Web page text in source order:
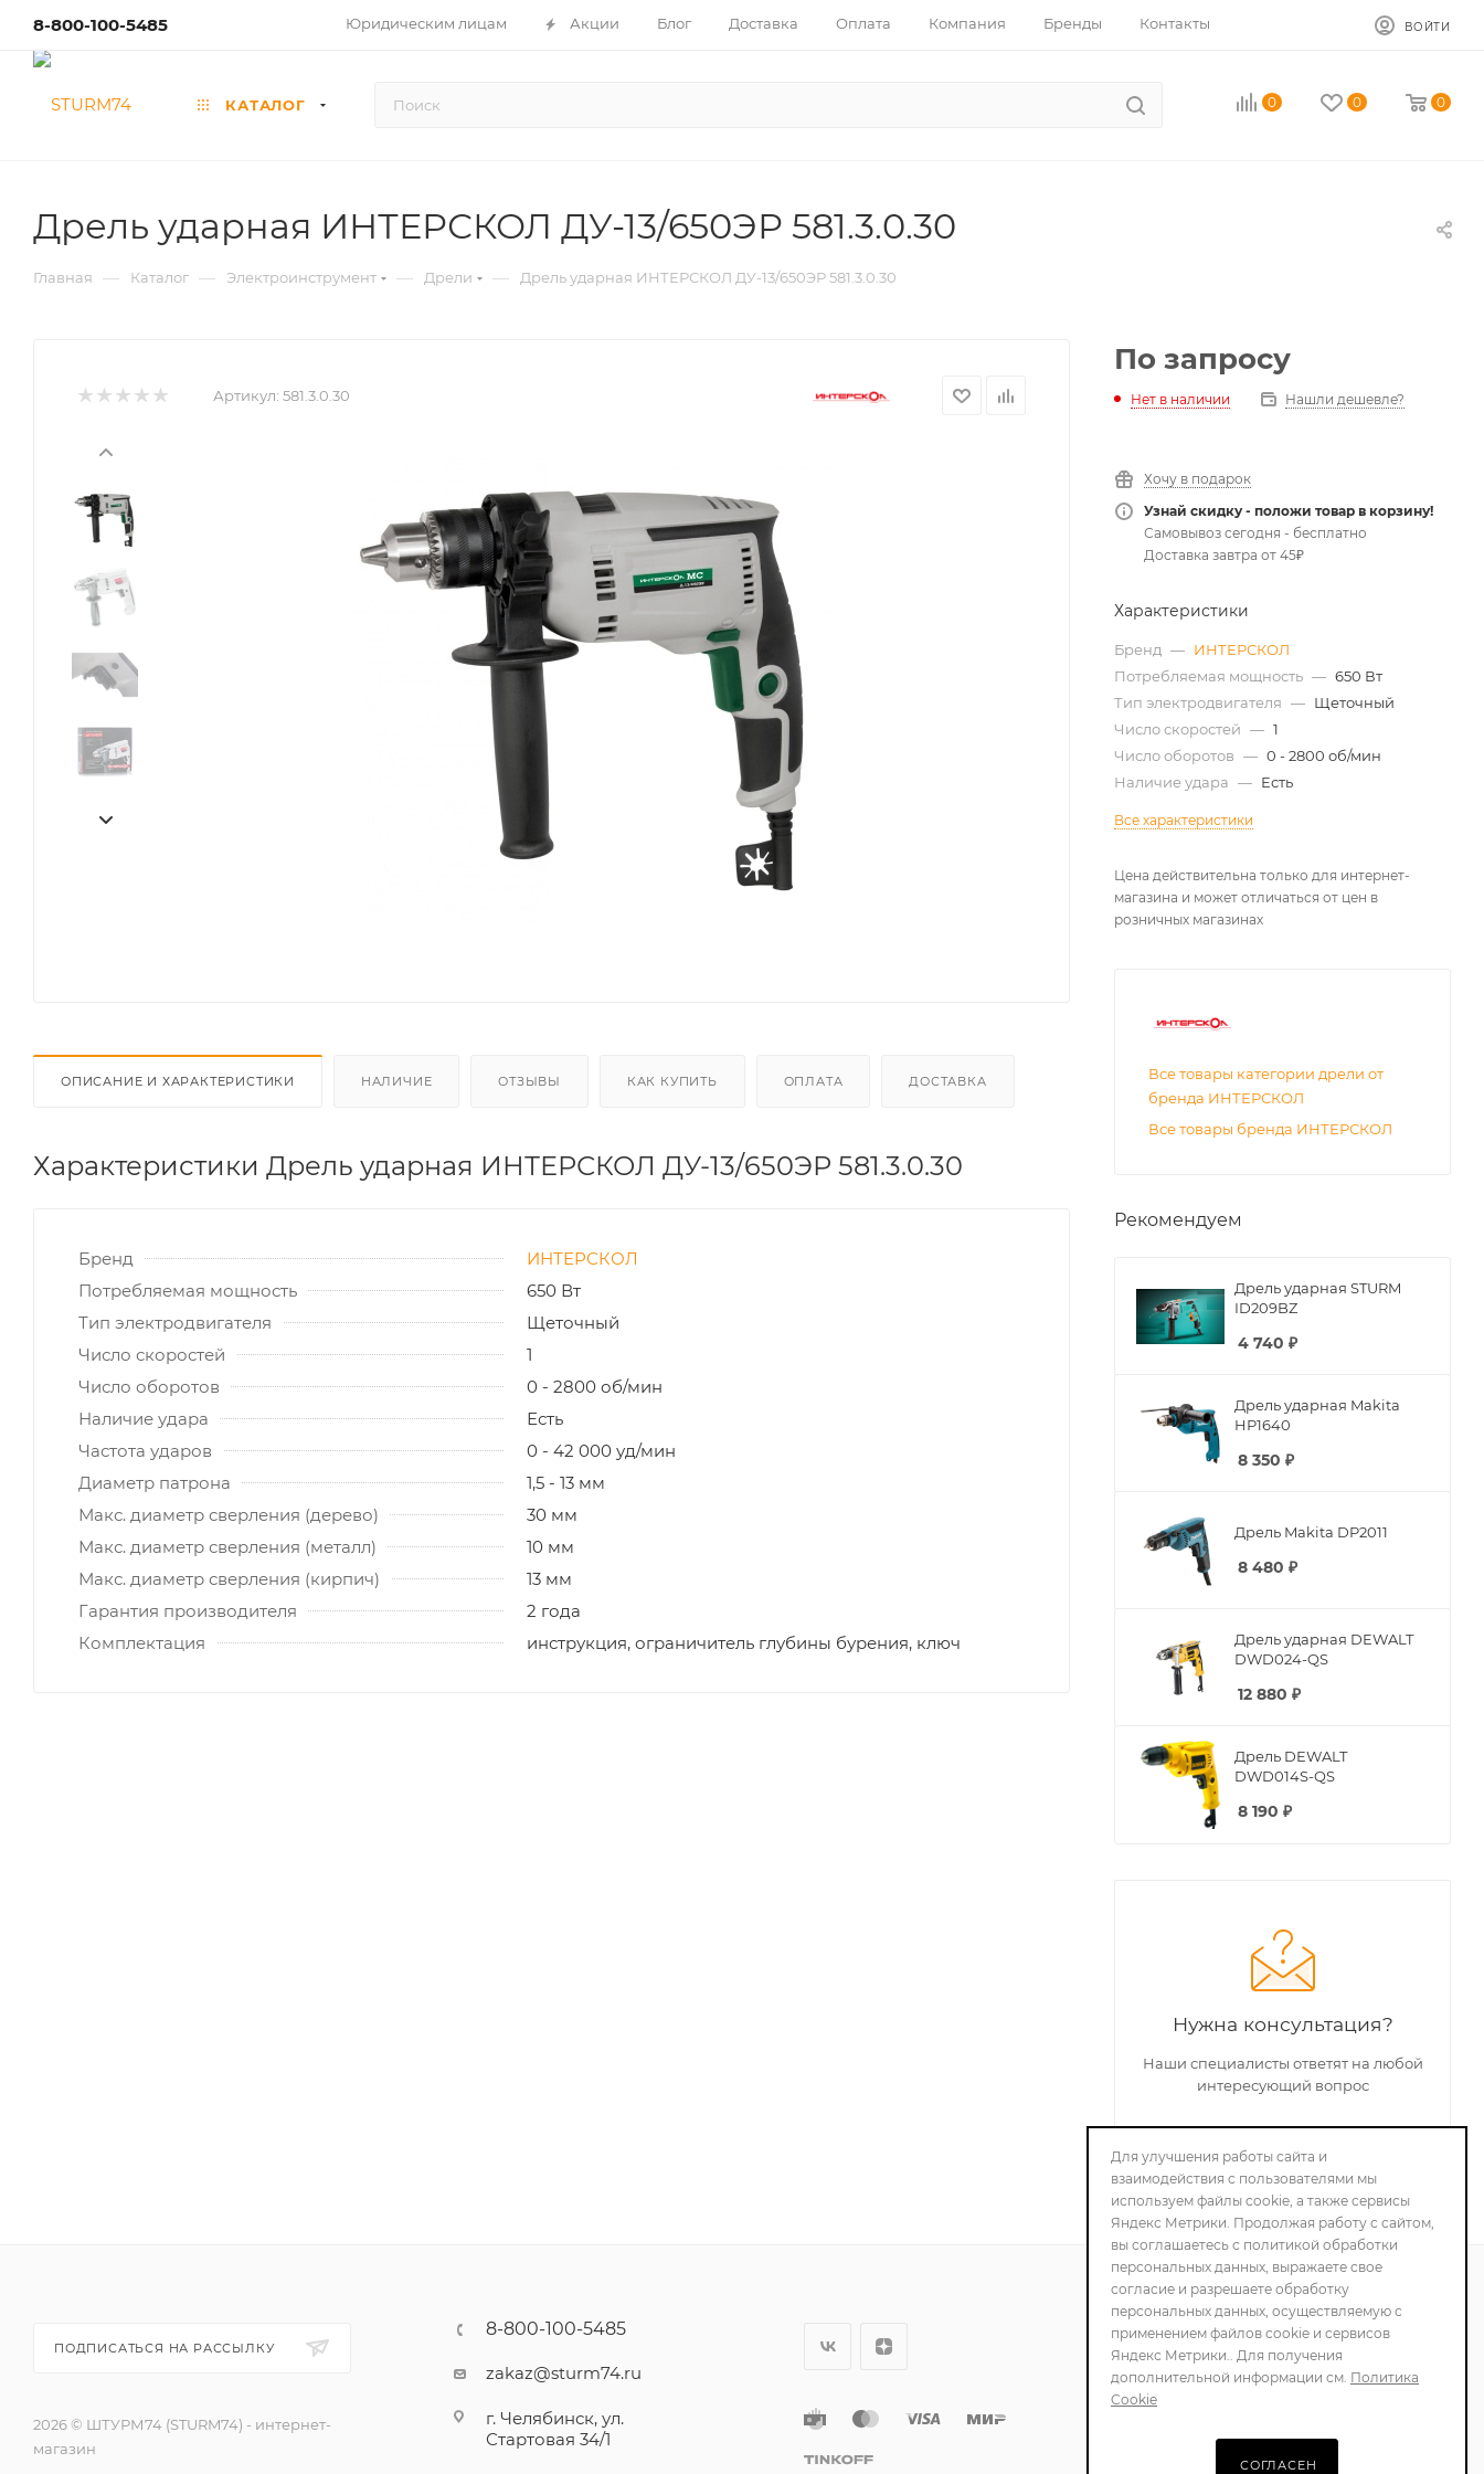
8-800-100-5485 Юридическим лицам Акции Блог Доставка Оплата Компания Бренды Контакты ВОЙТИ
КАТАЛОГ 0 0 0
Дрель ударная ИНТЕРСКОЛ ДУ-13/650ЭР 581.3.0.30
Главная — Каталог — Электроинструмент — Дрели — Дрель ударная ИНТЕРСКОЛ ДУ-13/650ЭР 581.3.0.30
Артикул: 581.3.0.30
ОПИСАНИЕ И ХАРАКТЕРИСТИКИ НАЛИЧИЕ ОТЗЫВЫ КАК КУПИТЬ ОПЛАТА ДОСТАВКА
Характеристики Дрель ударная ИНТЕРСКОЛ ДУ-13/650ЭР 581.3.0.30
Бренд
ИНТЕРСКОЛ
Потребляемая мощность
650 Вт
Тип электродвигателя
Щеточный
Число скоростей
1
Число оборотов
0 - 2800 об/мин
Наличие удара
Есть
Частота ударов
0 - 42 000 уд/мин
Диаметр патрона
1,5 - 13 мм
Макс. диаметр сверления (дерево)
30 мм
Макс. диаметр сверления (металл)
10 мм
Макс. диаметр сверления (кирпич)
13 мм
Гарантия производителя
2 года
Комплектация
инструкция, ограничитель глубины бурения, ключ
По запросу
Нет в наличии Нашли дешевле?
Хочу в подарок
Узнай скидку - положи товар в корзину!
Самовывоз сегодня - бесплатно
Доставка завтра от 45₽
Характеристики
Бренд — ИНТЕРСКОЛ
Потребляемая мощность — 650 Вт
Тип электродвигателя — Щеточный
Число скоростей — 1
Число оборотов — 0 - 2800 об/мин
Наличие удара — Есть
Все характеристики
Цена действительна только для интернет-
магазина и может отличаться от цен в
розничных магазинах
Все товары категории дрели от
бренда ИНТЕРСКОЛ
Все товары бренда ИНТЕРСКОЛ
Рекомендуем
Дрель ударная STURM
ID209BZ
4 740 ₽
Дрель ударная Makita
HP1640
8 350 ₽
Дрель Makita DP2011
8 480 ₽
Дрель ударная DEWALT
DWD024-QS
12 880 ₽
Дрель DEWALT
DWD014S-QS
8 190 ₽
Нужна консультация?
Наши специалисты ответят на любой
интересующий вопрос
ЗАДАТЬ ВОПРОС
ПОДПИСАТЬСЯ НА РАССЫЛКУ
2026 © ШТУРМ74 (STURM74) - интернет-
магазин
8-800-100-5485
zakaz@sturm74.ru
г. Челябинск, ул.
Стартовая 34/1
ПОЛИТИКА
КОНФИДЕНЦИАЛЬНОСТИ
Для улучшения работы сайта и
взаимодействия с пользователями мы
используем файлы cookie, а также сервисы
Яндекс Метрики. Продолжая работу с сайтом,
вы соглашаетесь с политикой обработки
персональных данных, выражаете свое
согласие и разрешаете обработку
персональных данных, осуществляемую с
применением файлов cookie и сервисов
Яндекс Метрики.. Для получения
дополнительной информации см. Политика
Cookie
СОГЛАСЕН